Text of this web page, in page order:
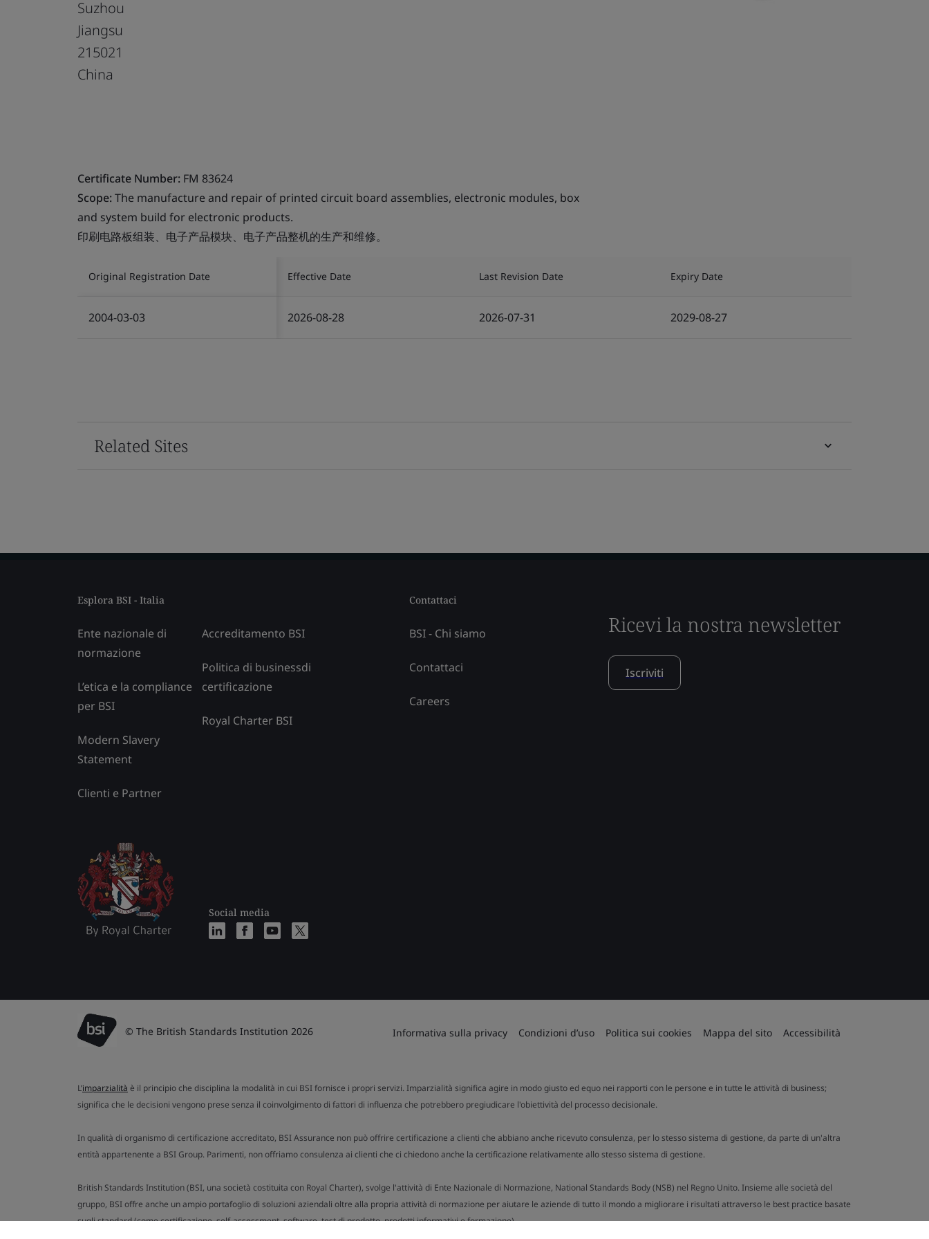
Suzhou
Jiangsu
215021
China
Certificate Number: FM 83624
Scope:The manufacture and repair of printed circuit board assemblies, electronic modules, box
and system build for electronic products.
印刷电路板组装、电子产品模块、电子产品整机的生产和维修。
Original Registration Date Effective Date Last Revision Date Expiry Date
2004-03-03 2026-08-28 2026-07-31 2029-08-27
Related Sites
Esplora BSI - Italia
Ente nazionale di
normazione
L’etica e la compliance
per BSI
Modern Slavery
Statement
Clienti e Partner
Accreditamento BSI
Politica di businessdi
certificazione
Royal Charter BSI
Social media
Contattaci
BSI - Chi siamo
Contattaci
Careers
Ricevi la nostra newsletter
Iscriviti
© The British Standards Institution 2026 Informativa sulla privacy Condizioni d’uso Politica sui cookies Mappa del sito Accessibilità
L’imparzialità è il principio che disciplina la modalità in cui BSI fornisce i propri servizi. Imparzialità significa agire in modo giusto ed equo nei rapporti con le persone e in tutte le attività di business;
significa che le decisioni vengono prese senza il coinvolgimento di fattori di influenza che potrebbero pregiudicare l'obiettività del processo decisionale.
In qualità di organismo di certificazione accreditato, BSI Assurance non può offrire certificazione a clienti che abbiano anche ricevuto consulenza, per lo stesso sistema di gestione, da parte di un'altra
entità appartenente a BSI Group. Parimenti, non offriamo consulenza ai clienti che ci chiedono anche la certificazione relativamente allo stesso sistema di gestione.
British Standards Institution (BSI, una società costituita con Royal Charter), svolge l'attività di Ente Nazionale di Normazione, National Standards Body (NSB) nel Regno Unito. Insieme alle società del
gruppo, BSI offre anche un ampio portafoglio di soluzioni aziendali oltre alla propria attività di normazione per aiutare le aziende di tutto il mondo a migliorare i risultati attraverso le best practice basate
sugli standard (come certificazione, self-assessment, software, test di prodotto, prodotti informativi e formazione).